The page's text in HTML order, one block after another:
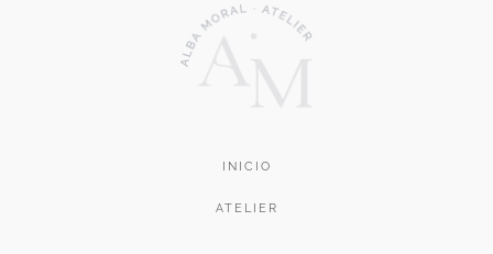
INICIO
ATELIER